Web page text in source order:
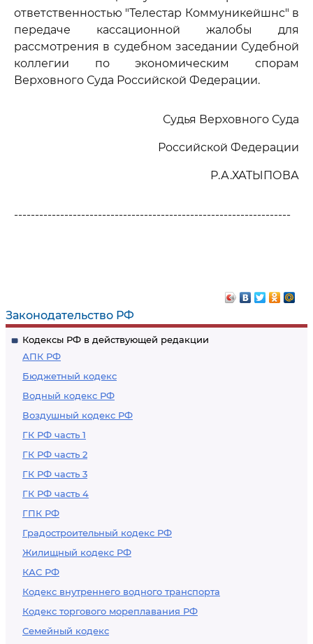
Законодательство РФ
Кодексы РФ в действующей редакции
АПК РФ
Бюджетный кодекс
Водный кодекс РФ
Воздушный кодекс РФ
ГК РФ часть 1
ГК РФ часть 2
ГК РФ часть 3
ГК РФ часть 4
ГПК РФ
Градостроительный кодекс РФ
Жилищный кодекс РФ
КАС РФ
Кодекс внутреннего водного транспорта
Кодекс торгового мореплавания РФ
Семейный кодекс
ответственностью "Телестар Коммуникейшнс" в
передаче кассационной жалобы для
рассмотрения в судебном заседании Судебной
коллегии по экономическим спорам
Верховного Суда Российской Федерации.
Судья Верховного Суда
Российской Федерации
Р.А.ХАТЫПОВА
------------------------------------------------------------------